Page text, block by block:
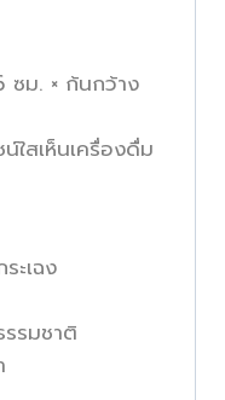
ซม. × ก้นกว้าง
ใสเห็นเครื่องดื่ม
ะเฉง
รมชาติ